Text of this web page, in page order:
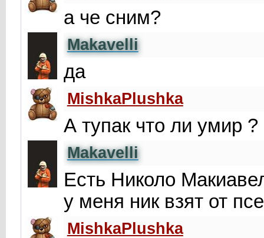
а че сним?
Makavelli
да
MishkaPlushka
А тупак что ли умир ?
Makavelli
Есть Николо
у меня ник взят от
MishkaPlushka